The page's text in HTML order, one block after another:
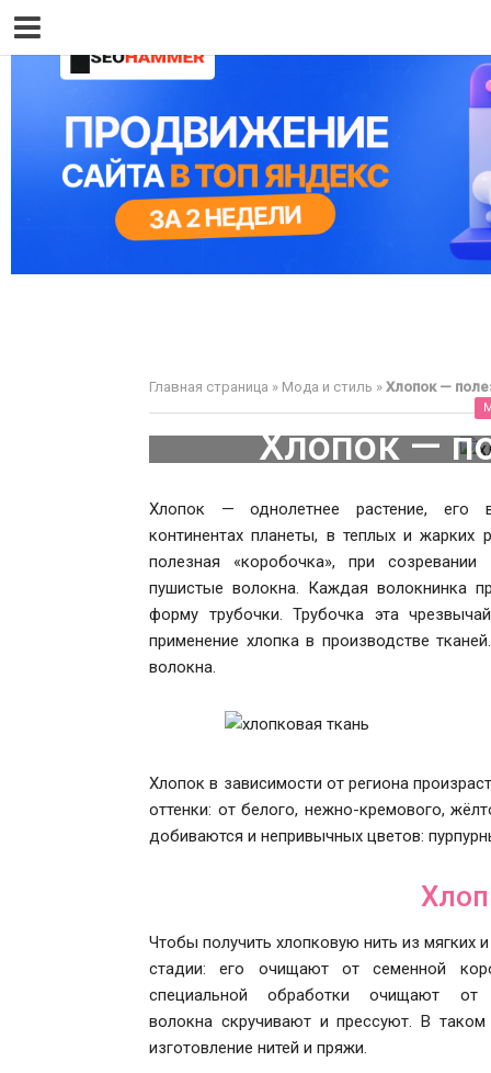
Главная страница » Мода и стиль » Хлопок —
Хлопок —
Хлопок — однолетнее растение,
континентах планеты, в теплых и жарких
полезная «коробочка», при
пушистые волокна. Каждая волокнинка
форму трубочки. Трубочка эта
применение хлопка в производстве
волокна.
Хлопок в зависимости от региона
оттенки: от белого, нежно-кремового,
добиваются и непривычных цветов:
Чтобы получить хлопковую нить из
стадии: его очищают от семенной
специальной обработки очищают
волокна скручивают и прессуют. В
изготовление нитей и пряжи.